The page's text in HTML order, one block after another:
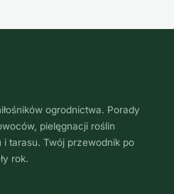
ogrodnictwa. Porady
pielęgnacji roślin
tarasu. Twój przewodnik po
rok.